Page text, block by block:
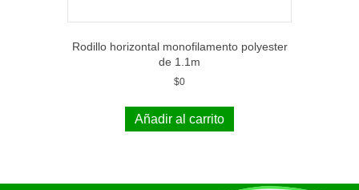
Rodillo horizontal monofilamento polyester
de 1.1m
$0
Añadir al carrito